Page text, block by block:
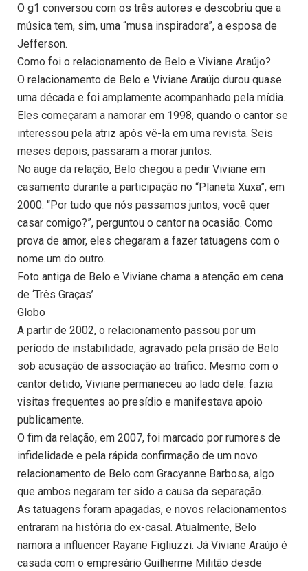
O g1 conversou com os três autores e descobriu que a
música tem, sim, uma “musa inspiradora”, a esposa de
Jefferson.
Como foi o relacionamento de Belo e Viviane Araújo?
O relacionamento de Belo e Viviane Araújo durou quase
uma década e foi amplamente acompanhado pela mídia.
Eles começaram a namorar em 1998, quando o cantor se
interessou pela atriz após vê-la em uma revista. Seis
meses depois, passaram a morar juntos.
No auge da relação, Belo chegou a pedir Viviane em
casamento durante a participação no “Planeta Xuxa”, em
2000. “Por tudo que nós passamos juntos, você quer
casar comigo?”, perguntou o cantor na ocasião. Como
prova de amor, eles chegaram a fazer tatuagens com o
nome um do outro.
Foto antiga de Belo e Viviane chama a atenção em cena
de ‘Três Graças’
Globo
A partir de 2002, o relacionamento passou por um
período de instabilidade, agravado pela prisão de Belo
sob acusação de associação ao tráfico. Mesmo com o
cantor detido, Viviane permaneceu ao lado dele: fazia
visitas frequentes ao presídio e manifestava apoio
publicamente.
O fim da relação, em 2007, foi marcado por rumores de
infidelidade e pela rápida confirmação de um novo
relacionamento de Belo com Gracyanne Barbosa, algo
que ambos negaram ter sido a causa da separação.
As tatuagens foram apagadas, e novos relacionamentos
entraram na história do ex-casal. Atualmente, Belo
namora a influencer Rayane Figliuzzi. Já Viviane Araújo é
casada com o empresário Guilherme Militão desde